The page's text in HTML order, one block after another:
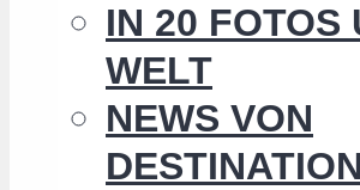
IN 20 FOTOS
WELT
NEWS VON